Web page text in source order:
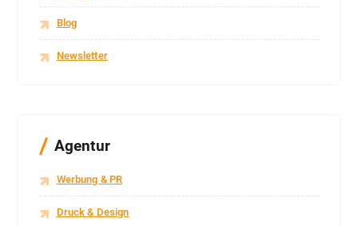
Blog
Newsletter
Agentur
Werbung & PR
Druck & Design